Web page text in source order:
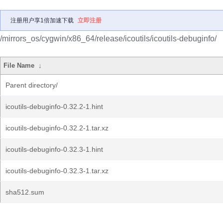
注册用户享1倍加速下载 立即注册
/mirrors_os/cygwin/x86_64/release/icoutils/icoutils-debuginfo/
File Name ↓
Parent directory/
icoutils-debuginfo-0.32.2-1.hint
icoutils-debuginfo-0.32.2-1.tar.xz
icoutils-debuginfo-0.32.3-1.hint
icoutils-debuginfo-0.32.3-1.tar.xz
sha512.sum